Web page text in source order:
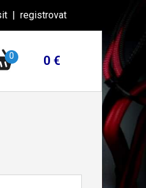
| registrovat
0 0 €